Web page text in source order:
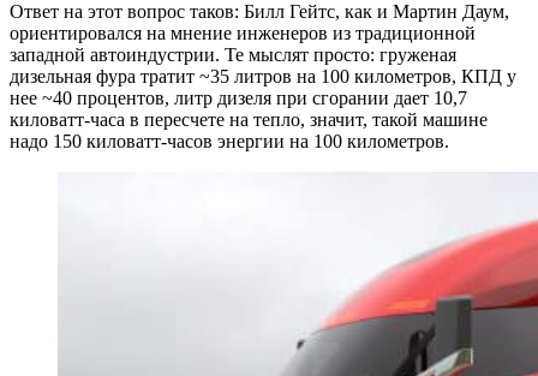
Ответ на этот вопрос таков: Билл Гейтс, как и Мартин Даум,
ориентировался на мнение инженеров из традиционной
западной автоиндустрии. Те мыслят просто: груженая
дизельная фура тратит ~35 литров на 100 километров, КПД у
нее ~40 процентов, литр дизеля при сгорании дает 10,7
киловатт-часа в пересчете на тепло, значит, такой машине
надо 150 киловатт-часов энергии на 100 километров.